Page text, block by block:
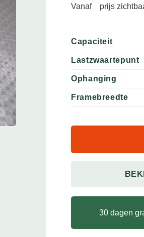
Vanaf prijs
Capaciteit
Lastzwaartepunt
Ophanging
Framebreedte
30 dagen